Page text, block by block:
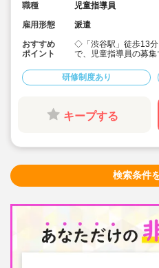
職種
児童指導員
雇用形態
派遣
おすすめ
ポイント
◇「渋谷駅」徒歩13
で、児童指導員の募集
員】など、様々な資
ます！
◇交通費別途支給！
◇【13:00～19:00】
週5日勤務♪
◇未経験者の方やフ
研修制度あり
キープする
検索条件